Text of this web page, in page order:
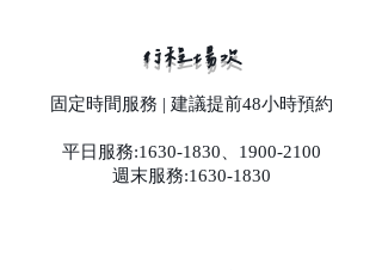
行程場次
固定時間服務 | 建議提前48小時預約
平日服務:1630-1830、1900-2100
週末服務:1630-1830